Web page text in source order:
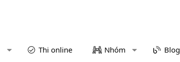
Thi online Nhóm Blog